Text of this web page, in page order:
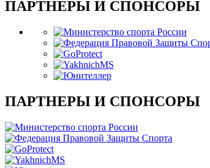
ПАРТНЕРЫ И СПОНСОРЫ
ПАРТНЕРЫ И СПОНСОРЫ